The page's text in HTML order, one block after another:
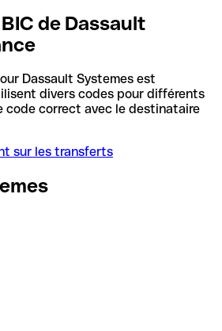
de Dassault
Dassault Systemes est
divers codes pour différents
code correct avec le destinataire
sur les transferts